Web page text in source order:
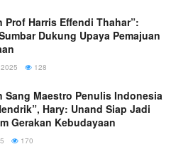
Prof Harris Effendi Thahar”:
Dukung Upaya Pemajuan
128
Sang Maestro Penulis Indonesia
Hary: Unand Siap Jadi
Gerakan Kebudayaan
170